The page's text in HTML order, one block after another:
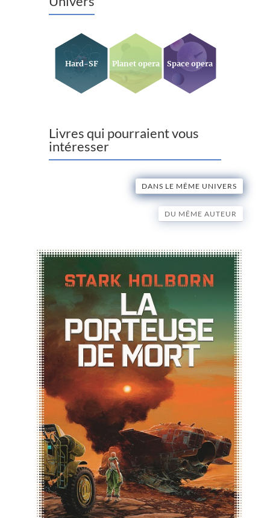
Hard-SF Planet opera Space opera
Livres qui pourraient vous
intéresser
DANS LE MÊME UNIVERS
DU MÊME AUTEUR